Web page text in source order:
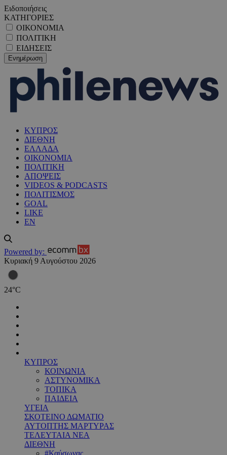
Ειδοποιήσεις
ΚΑΤΗΓΟΡΙΕΣ
ΟΙΚΟΝΟΜΙΑ
ΠΟΛΙΤΙΚΗ
ΕΙΔΗΣΕΙΣ
ΚΥΠΡΟΣ
ΔΙΕΘΝΗ
ΕΛΛΑΔΑ
ΟΙΚΟΝΟΜΙΑ
ΠΟΛΙΤΙΚΗ
ΑΠΟΨΕΙΣ
VIDEOS & PODCASTS
ΠΟΛΙΤΙΣΜΟΣ
GOAL
LIKE
EN
Powered by:
Κυριακή 9 Αυγούστου 2026
24°C
ΚΥΠΡΟΣ
ΚΟΙΝΩΝΙΑ
ΑΣΤΥΝΟΜΙΚΑ
ΤΟΠΙΚΑ
ΠΑΙΔΕΙΑ
ΥΓΕΙΑ
ΣΚΟΤΕΙΝΟ ΔΩΜΑΤΙΟ
ΑΥΤΟΠΤΗΣ ΜΑΡΤΥΡΑΣ
ΤΕΛΕΥΤΑΙΑ ΝΕΑ
ΔΙΕΘΝΗ